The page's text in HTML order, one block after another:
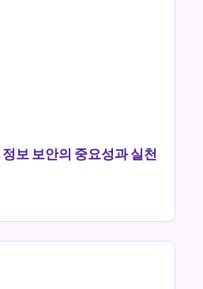
보 보안의 중요성과 실천